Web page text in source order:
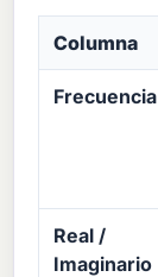
Columna
Frecuencia
Real /
Imaginario